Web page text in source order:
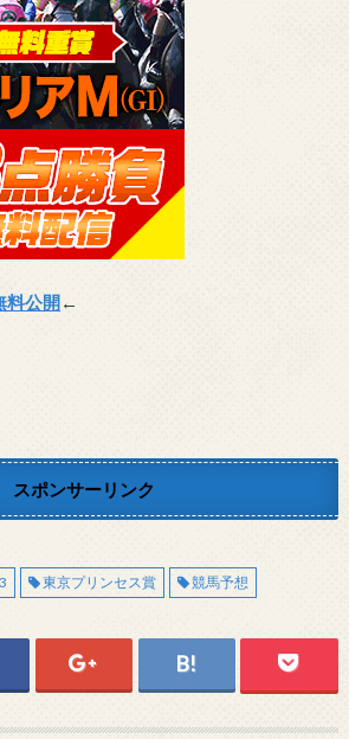
料公開←
スポンサーリンク
東京プリンセス賞 競馬予想